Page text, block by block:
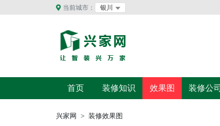
当前城市： 银川
首页 装修知识 效果图 装修公司
兴家网 > 装修效果图